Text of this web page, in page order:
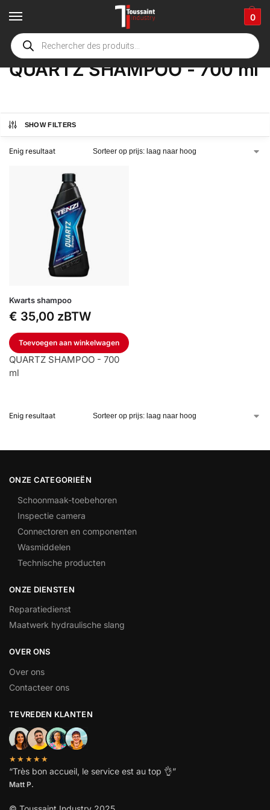
0
Home Winkel / Product Deel / QUARTZ SHAMPOO - 700 ml
QUARTZ SHAMPOO - 700 ml
SHOW FILTERS
Enig resultaat
Kwarts shampoo
€ 35,00 zBTW
Toevoegen aan winkelwagen
QUARTZ SHAMPOO - 700
ml
Enig resultaat
ONZE CATEGORIEËN
Schoonmaak-toebehoren
Inspectie camera
Connectoren en componenten
Wasmiddelen
Technische producten
ONZE DIENSTEN
Reparatiedienst
Maatwerk hydraulische slang
OVER ONS
Over ons
Contacteer ons
TEVREDEN KLANTEN
★★★★★
“Très bon accueil, le service est au top 👌”
Matt P.